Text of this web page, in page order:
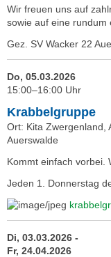
Wir freuen uns auf
sowie auf eine rundum
Gez. SV Wacker 22
Do, 05.03.2026
15:00–16:00 Uhr
Krabbelgruppe
Ort: Kita Zwergenland,
Auerswalde
Kommt einfach vorbei.
Jeden 1. Donnerstag
Di, 03.03.2026 -
Fr, 24.04.2026